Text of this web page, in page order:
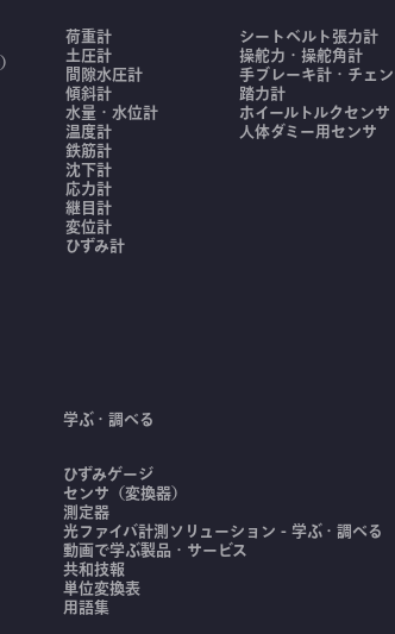
荷重計
土圧計
間隙水圧計
傾斜計
水量・水位計
温度計
鉄筋計
沈下計
応力計
継目計
変位計
ひずみ計
シートベルト張力計
操舵力・操舵角計
手ブレーキ計・チェ
踏力計
ホイールトルクセンサ
人体ダミー用センサ
学ぶ・調べる
ひずみゲージ
センサ（変換器）
測定器
光ファイバ計測ソリューション - 学ぶ・調べる
動画で学ぶ製品・サービス
共和技報
単位変換表
用語集